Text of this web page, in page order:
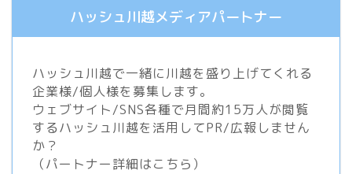
ハッシュ川越メディアパートナー
ハッシュ川越で一緒に川越を盛り上げてくれる
企業様/個人様を募集します。
ウェブサイト/SNS各種で月間約15万人が閲覧
するハッシュ川越を活用してPR/広報しません
か？
（パートナー詳細はこちら ）